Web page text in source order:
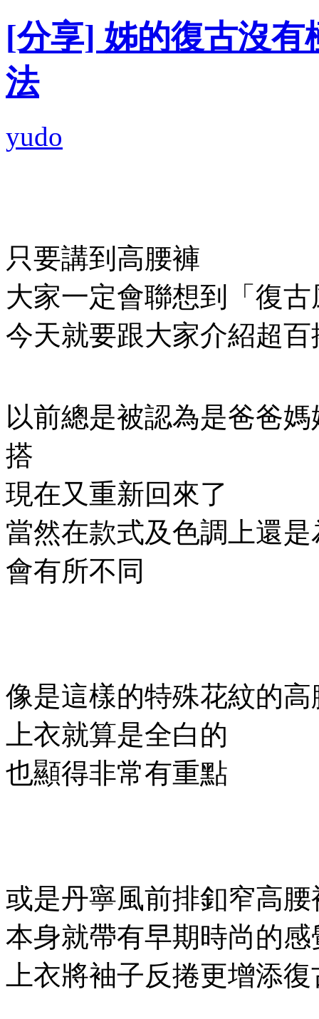
[分享] 姊的復古沒有
法
yudo
只要講到高腰褲
大家一定會聯想到「復古
今天就要跟大家介紹超
以前總是被認為是爸爸
搭
現在又重新回來了
當然在款式及色調上還
會有所不同
像是這樣的特殊花紋的高
上衣就算是全白的
也顯得非常有重點
或是丹寧風前排釦窄高腰
本身就帶有早期時尚的感
上衣將袖子反捲更增添